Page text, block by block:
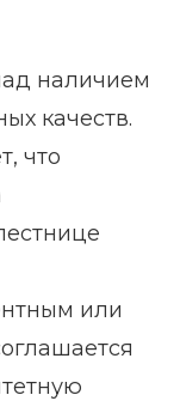
наличием
качеств.
что
или